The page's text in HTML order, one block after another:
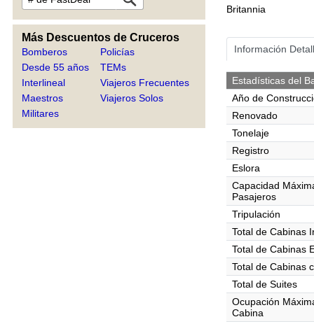
Más Descuentos de Cruceros
Bomberos
Desde 55 años
Interlineal
Maestros
Militares
Policías
TEMs
Viajeros Frecuentes
Viajeros Solos
Britannia
Información
Estadísticas del
Año de
Renovado
Tonelaje
Registro
Eslora
Capacidad
Pasajeros
Tripulación
Total de Cabinas
Total de Cabinas
Total de Cabinas
Total de Suites
Ocupación
Cabina